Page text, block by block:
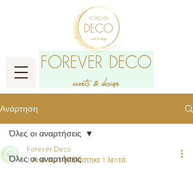
Ανάρτηση
Όλες οι αναρτήσεις
Όλες οι αναρτήσεις
Forever Deco
1 Απρ 2023 διαβάστηκε 1 λεπτά